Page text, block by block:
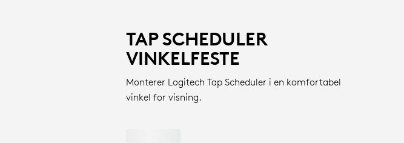
TAP SCHEDULER
VINKELFESTE
Monterer Logitech Tap Scheduler i en komfortabel
vinkel for visning.